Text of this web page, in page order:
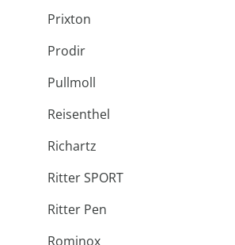
Prixton
Prodir
Pullmoll
Reisenthel
Richartz
Ritter SPORT
Ritter Pen
Rominox